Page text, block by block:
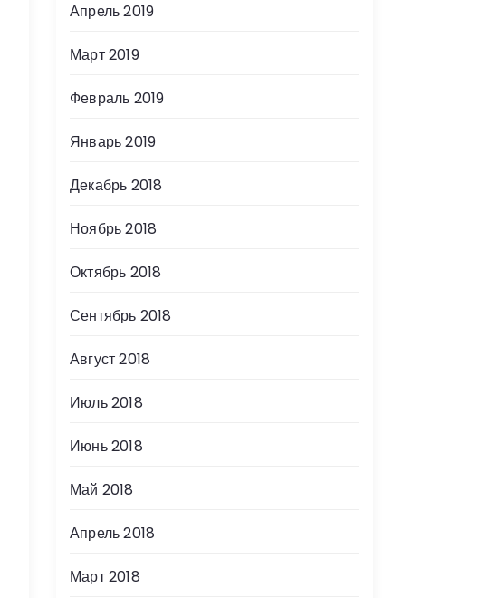
Апрель 2019
Март 2019
Февраль 2019
Январь 2019
Декабрь 2018
Ноябрь 2018
Октябрь 2018
Сентябрь 2018
Август 2018
Июль 2018
Июнь 2018
Май 2018
Апрель 2018
Март 2018